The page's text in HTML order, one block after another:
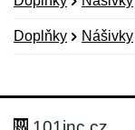
Doplňky Nášivky
Hodnocení:
Jméno: